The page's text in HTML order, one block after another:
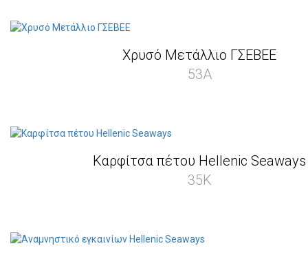
Χρυσό Μετάλλιο ΓΣΕΒΕΕ
53A
Καρφίτσα πέτου Hellenic Seaways
35K